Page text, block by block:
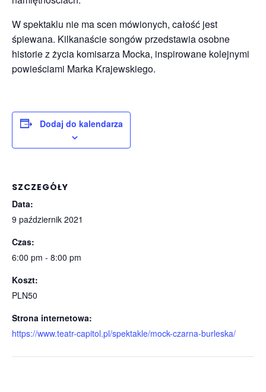
W spektaklu nie ma scen mówionych, całość jest
śpiewana. Kilkanaście songów przedstawia osobne
historie z życia komisarza Mocka, inspirowane kolejnymi
powieściami Marka Krajewskiego.
Dodaj do kalendarza
SZCZEGÓŁY
Data:
9 październik 2021
Czas:
6:00 pm - 8:00 pm
Koszt:
PLN50
Strona internetowa:
https://www.teatr-capitol.pl/spektakle/mock-czarna-burleska/